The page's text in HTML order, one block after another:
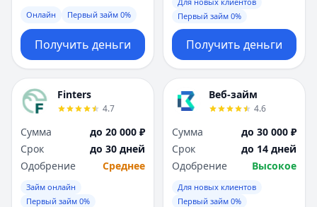
Онлайн Первый займ 0%
Получить деньги
Первый займ 0%
Получить деньги
Finters
4.7
Сумма
до 20 000 ₽
Срок
до 30 дней
Одобрение
Среднее
Займ онлайн
Первый займ 0%
Веб-займ
4.6
Сумма
до 30 000 ₽
Срок
до 14 дней
Одобрение
Высокое
Для новых клиентов
Первый займ 0%